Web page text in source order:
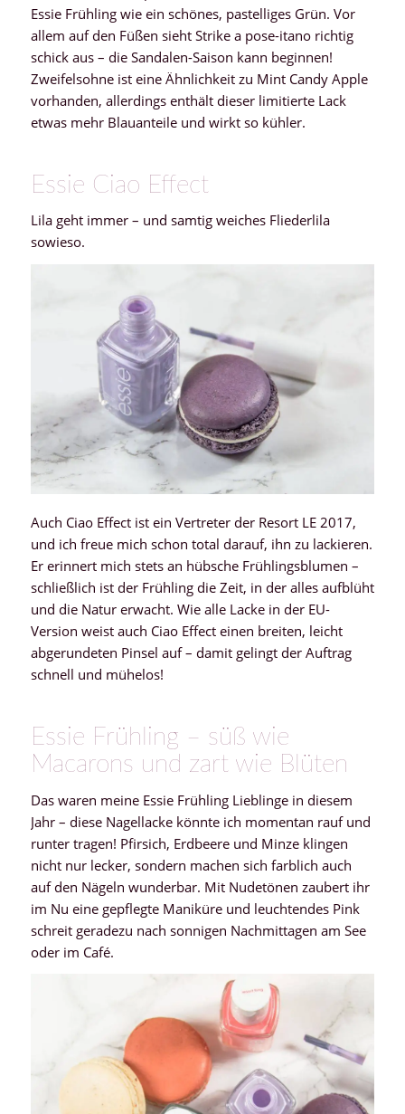
Essie Frühling wie ein schönes, pastelliges Grün. Vor
allem auf den Füßen sieht Strike a pose-itano richtig
schick aus – die Sandalen-Saison kann beginnen!
Zweifelsohne ist eine Ähnlichkeit zu Mint Candy Apple
vorhanden, allerdings enthält dieser limitierte Lack
etwas mehr Blauanteile und wirkt so kühler.
Essie Ciao Effect
Lila geht immer – und samtig weiches Fliederlila
sowieso.
Auch Ciao Effect ist ein Vertreter der Resort LE 2017,
und ich freue mich schon total darauf, ihn zu lackieren.
Er erinnert mich stets an hübsche Frühlingsblumen –
schließlich ist der Frühling die Zeit, in der alles aufblüht
und die Natur erwacht. Wie alle Lacke in der EU-
Version weist auch Ciao Effect einen breiten, leicht
abgerundeten Pinsel auf – damit gelingt der Auftrag
schnell und mühelos!
Essie Frühling – süß wie
Macarons und zart wie Blüten
Das waren meine Essie Frühling Lieblinge in diesem
Jahr – diese Nagellacke könnte ich momentan rauf und
runter tragen! Pfirsich, Erdbeere und Minze klingen
nicht nur lecker, sondern machen sich farblich auch
auf den Nägeln wunderbar. Mit Nudetönen zaubert ihr
im Nu eine gepflegte Maniküre und leuchtendes Pink
schreit geradezu nach sonnigen Nachmittagen am See
oder im Café.